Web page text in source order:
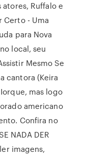
Ruffalo e
Certo - Uma
para Nova
local, seu
Mesmo Se
cantora (Keira
mas logo
americano
Confira no
NADA DER
imagens,